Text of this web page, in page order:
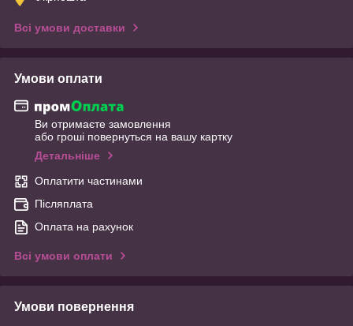
Всі умови доставки
Умови оплати
Ви отримаєте замовлення
або гроші повернуться на вашу картку
Детальніше
Оплатити частинами
Післяплата
Оплата на рахунок
Всі умови оплати
Умови повернення